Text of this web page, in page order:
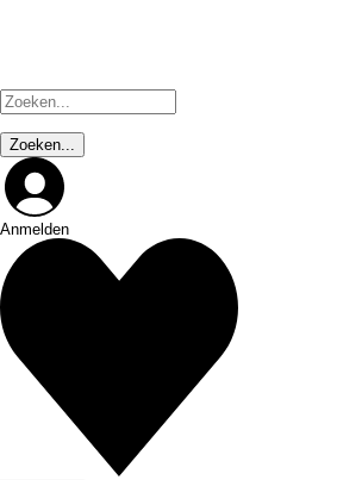
Anmelden